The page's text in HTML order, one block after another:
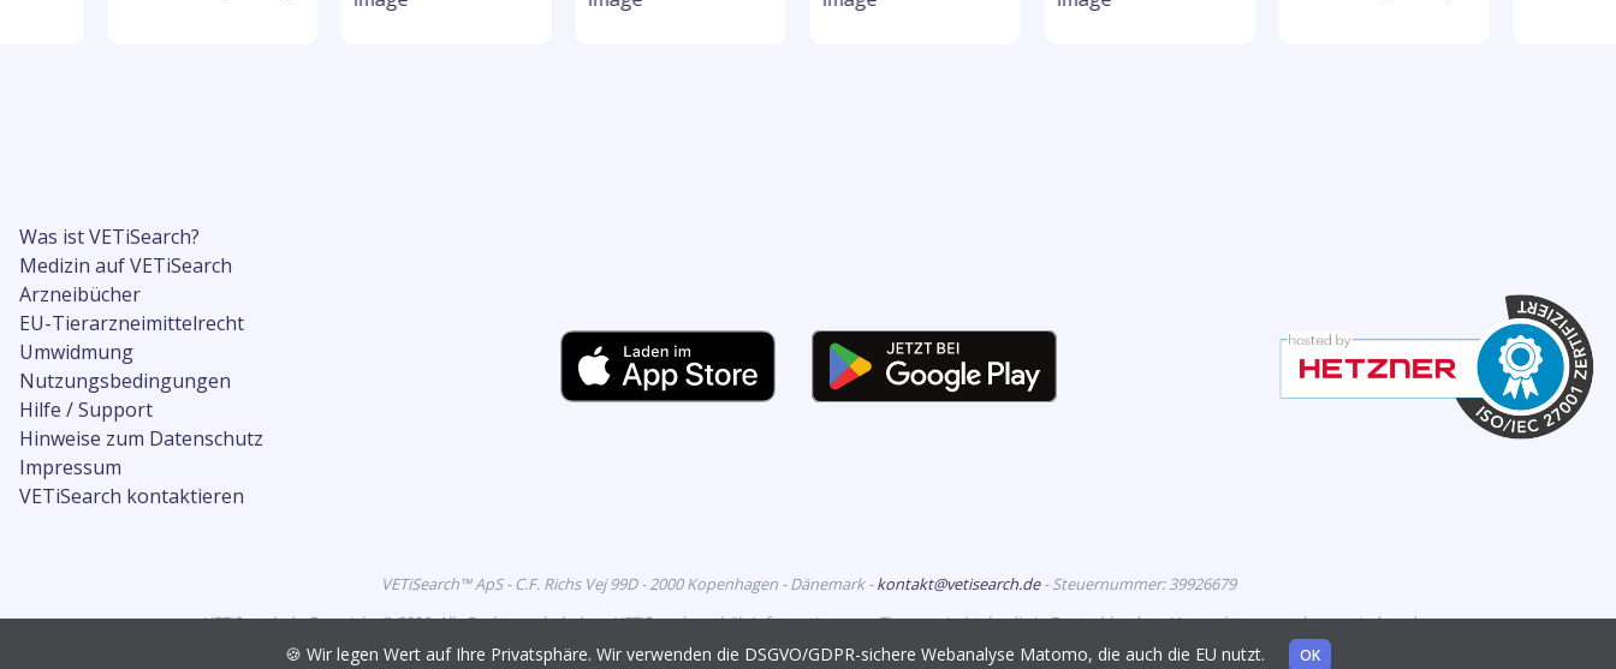
Was ist VETiSearch?
Medizin auf VETiSearch
Arzneibücher
EU-Tierarzneimittelrecht
Umwidmung
Nutzungsbedingungen
Hilfe / Support
Hinweise zum Datenschutz
Impressum
VETiSearch kontaktieren
VETiSearch™ ApS - C.F. Richs Vej 99D - 2000 Kopenhagen - Dänemark -kontakt@vetisearch.de- Steuernummer: 39926679
VETiSearch.de Copyright © 2026. Alle Rechte vorbehalten. VETiSearch enthält Informationen zu Tierarzneimitteln, die in Deutschland zur Vermarktung zugelassen sind, und
richtet sich an tiermedizinische Fachkreise.
🍪 Wir legen Wert auf Ihre Privatsphäre. Wir verwenden die DSGVO/GDPR-sichere Webanalyse Matomo, die auch die EU nutzt. OK